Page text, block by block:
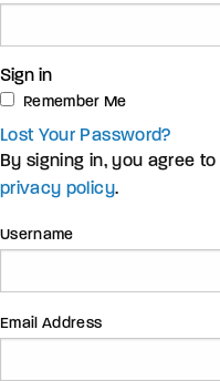
Sign in
Remember Me
Lost Your Password?
By signing in, you agree to
privacy policy.
Username
Email Address